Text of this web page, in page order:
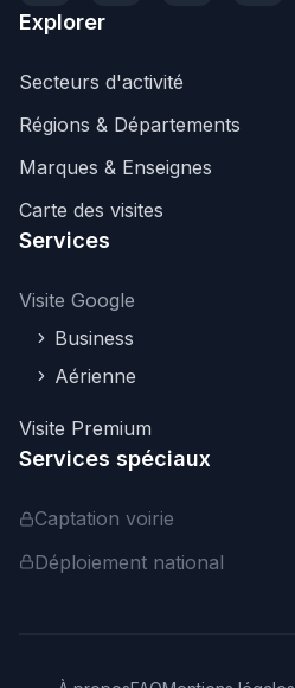
Explorer
Secteurs d'activité
Régions & Départements
Marques & Enseignes
Carte des visites
Services
Visite Google
Business
Aérienne
Visite Premium
Services spéciaux
Captation voirie
Déploiement national